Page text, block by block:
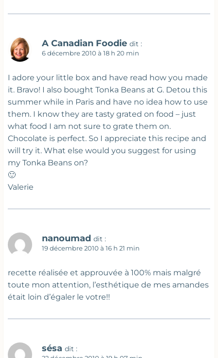
A Canadian Foodie dit :
6 décembre 2010 à 18 h 20 min
I adore your little box and have read how you made
it. Bravo! I also bought Tonka Beans at G. Detou this
summer while in Paris and have no idea how to use
them. I know they are tasty grated on food – just
what food I am not sure to grate them on.
Chocolate is perfect. So I appreciate this recipe and
will try it. What else would you suggest for using
my Tonka Beans on?
🙂
Valerie
nanoumad dit :
19 décembre 2010 à 16 h 21 min
recette réalisée et approuvée à 100% mais malgré
toute mon attention, l’esthétique de mes amandes
était loin d’égaler le votre!!
sésa dit :